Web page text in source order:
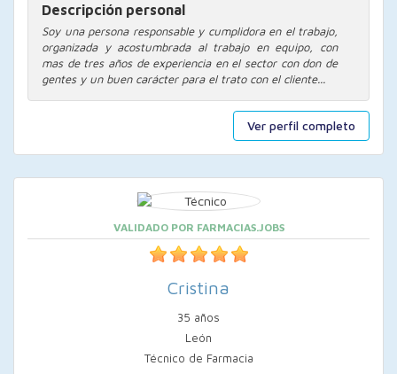
Ver perfil completo
Descripción personal
Soy una persona responsable y cumplidora en el trabajo,
organizada y acostumbrada al trabajo en equipo, con
mas de tres años de experiencia en el sector con don de
gentes y un buen carácter para el trato con el cliente...
VALIDADO POR FARMACIAS.JOBS
Cristina
35 años
León
Técnico de Farmacia